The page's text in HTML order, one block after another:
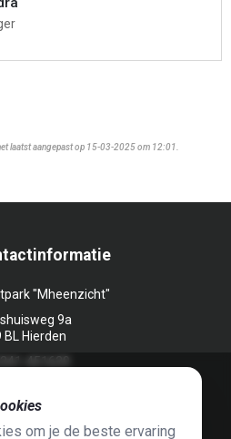
laatst aangepast op 15-03-2025 om 12:01.
"Mheenzicht"
9a
BL Hierden
om je de beste ervaring